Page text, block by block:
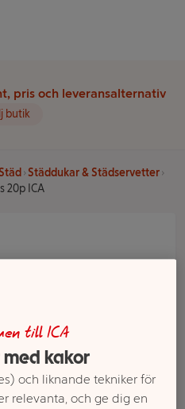
pris och leveransalternativ
butik
Städdukar & Städservetter
20p ICA
till ICA
kakor
och liknande tekniker för
relevanta, och ge dig en